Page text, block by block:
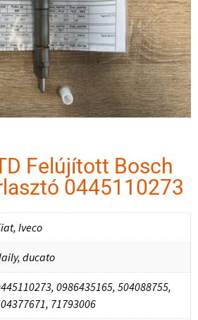
Felújított Bosch
0445110273
Iveco
ducato
0986435165, 504088755,
71793006